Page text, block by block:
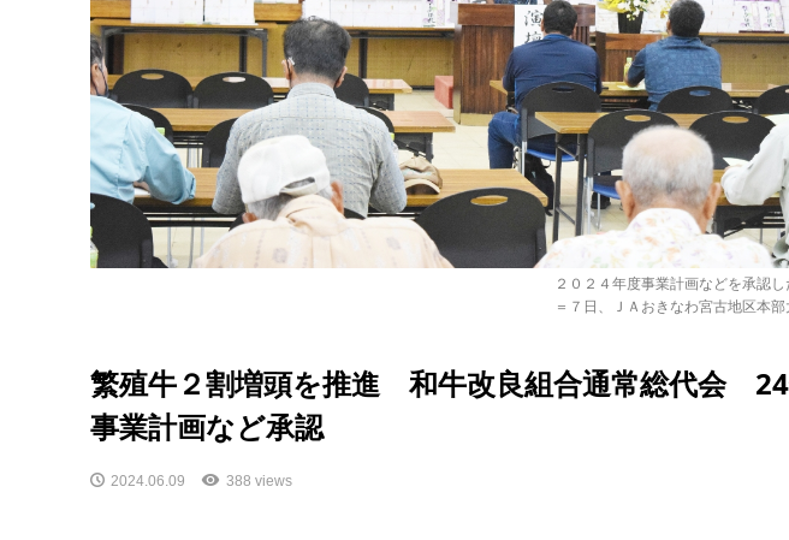
２０２４年度事業計画などを承認
＝７日、ＪＡおきなわ宮古地区本
繁殖牛２割増頭を推進 和牛改良組合通常総代会
事業計画など承認
2024.06.09 388 views